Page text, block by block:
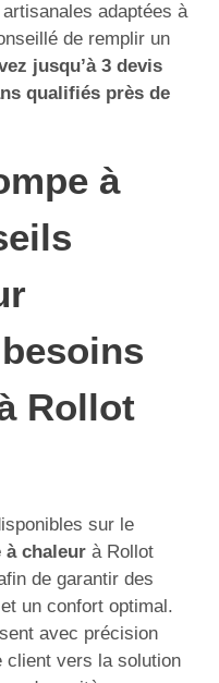
adaptées à
de remplir un
jusqu’à 3 devis
qualifiés près de
à
Rollot
sur le
à chaleur à Rollot
de garantir des
un confort optimal.
avec précision
client vers la solution